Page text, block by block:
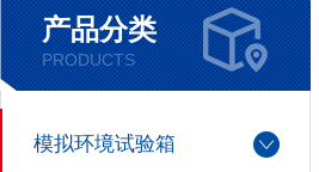
产品分类
PRODUCTS
模拟环境试验箱